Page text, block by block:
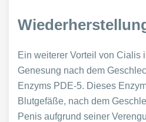
Ein weiterer Vorteil von Cialis
Genesung nach dem
Enzyms PDE-5. Dieses
Blutgefäße, nach dem
Penis aufgrund seiner